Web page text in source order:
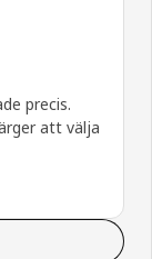
precis.
att välja